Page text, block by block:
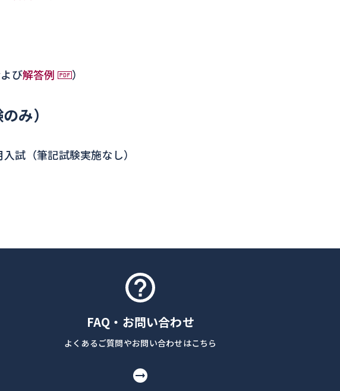
び解答例 ）
み）
試（筆記試験実施なし）
FAQ・お問い合わせ
よくあるご質問やお問い合わせはこちら